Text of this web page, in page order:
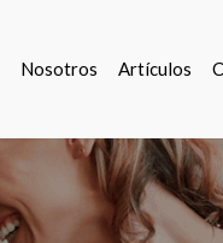
Nosotros Artículos